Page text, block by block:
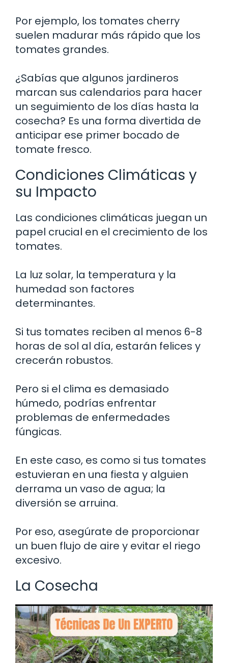
Por ejemplo, los tomates cherry
suelen madurar más rápido que los
tomates grandes.
¿Sabías que algunos jardineros
marcan sus calendarios para hacer
un seguimiento de los días hasta la
cosecha? Es una forma divertida de
anticipar ese primer bocado de
tomate fresco.
Condiciones Climáticas y
su Impacto
Las condiciones climáticas juegan un
papel crucial en el crecimiento de los
tomates.
La luz solar, la temperatura y la
humedad son factores
determinantes.
Si tus tomates reciben al menos 6-8
horas de sol al día, estarán felices y
crecerán robustos.
Pero si el clima es demasiado
húmedo, podrías enfrentar
problemas de enfermedades
fúngicas.
En este caso, es como si tus tomates
estuvieran en una fiesta y alguien
derrama un vaso de agua; la
diversión se arruina.
Por eso, asegúrate de proporcionar
un buen flujo de aire y evitar el riego
excesivo.
La Cosecha